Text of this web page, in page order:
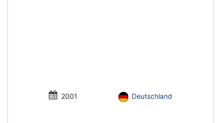
2001 Deutschland